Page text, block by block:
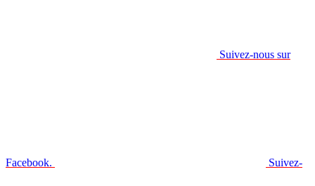
Suivez-nous sur
Facebook. Suivez-